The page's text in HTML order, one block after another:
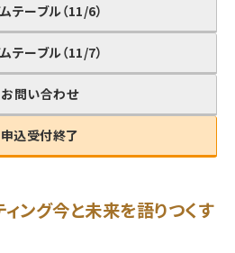
テーブル（11/6）
テーブル（11/7）
お問い合わせ
申込受付終了
ング今と未来を語りつくす